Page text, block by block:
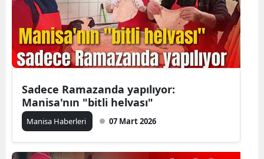
Sadece Ramazanda yapılıyor:
Manisa'nın "bitli helvası"
Manisa Haberleri 07 Mart 2026